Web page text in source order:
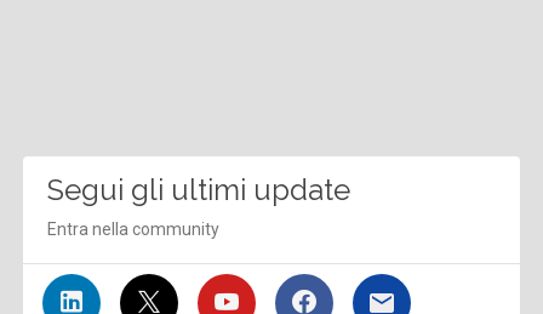
Segui gli ultimi update
Entra nella community